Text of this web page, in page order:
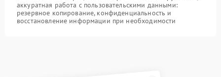
аккуратная работа с пользовательскими данными:
резервное копирование, конфиденциальность и
восстановление информации при необходимости